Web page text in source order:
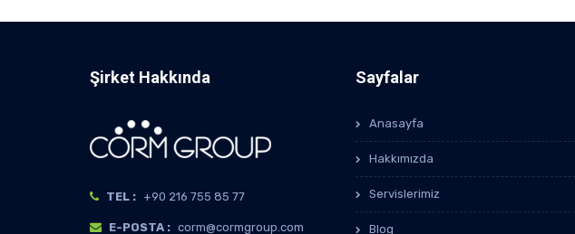
Şirket Hakkında
TEL : +90 216 755 85 77
E-POSTA : corm@cormgroup.com
Sayfalar
Anasayfa
Hakkımızda
Servislerimiz
Blog